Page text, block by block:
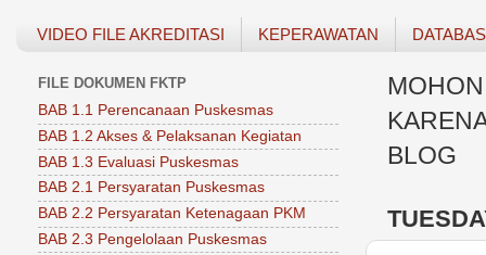
VIDEO FILE AKREDITASI KEPERAWATAN
BLOG
FILE DOKUMEN FKTP
BAB 1.1 Perencanaan Puskesmas
BAB 1.2 Akses & Pelaksanan Kegiatan
BAB 1.3 Evaluasi Puskesmas
BAB 2.1 Persyaratan Puskesmas
BAB 2.2 Persyaratan Ketenagaan PKM
BAB 2.3 Pengelolaan Puskesmas